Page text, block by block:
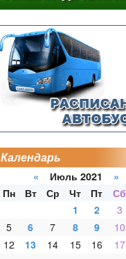
Календарь
« Июль 2021 »
Пн
Вт Ср Чт Пт Сб
1
2 3
5
6 7 8 9 10
12
13 14 15 16 17